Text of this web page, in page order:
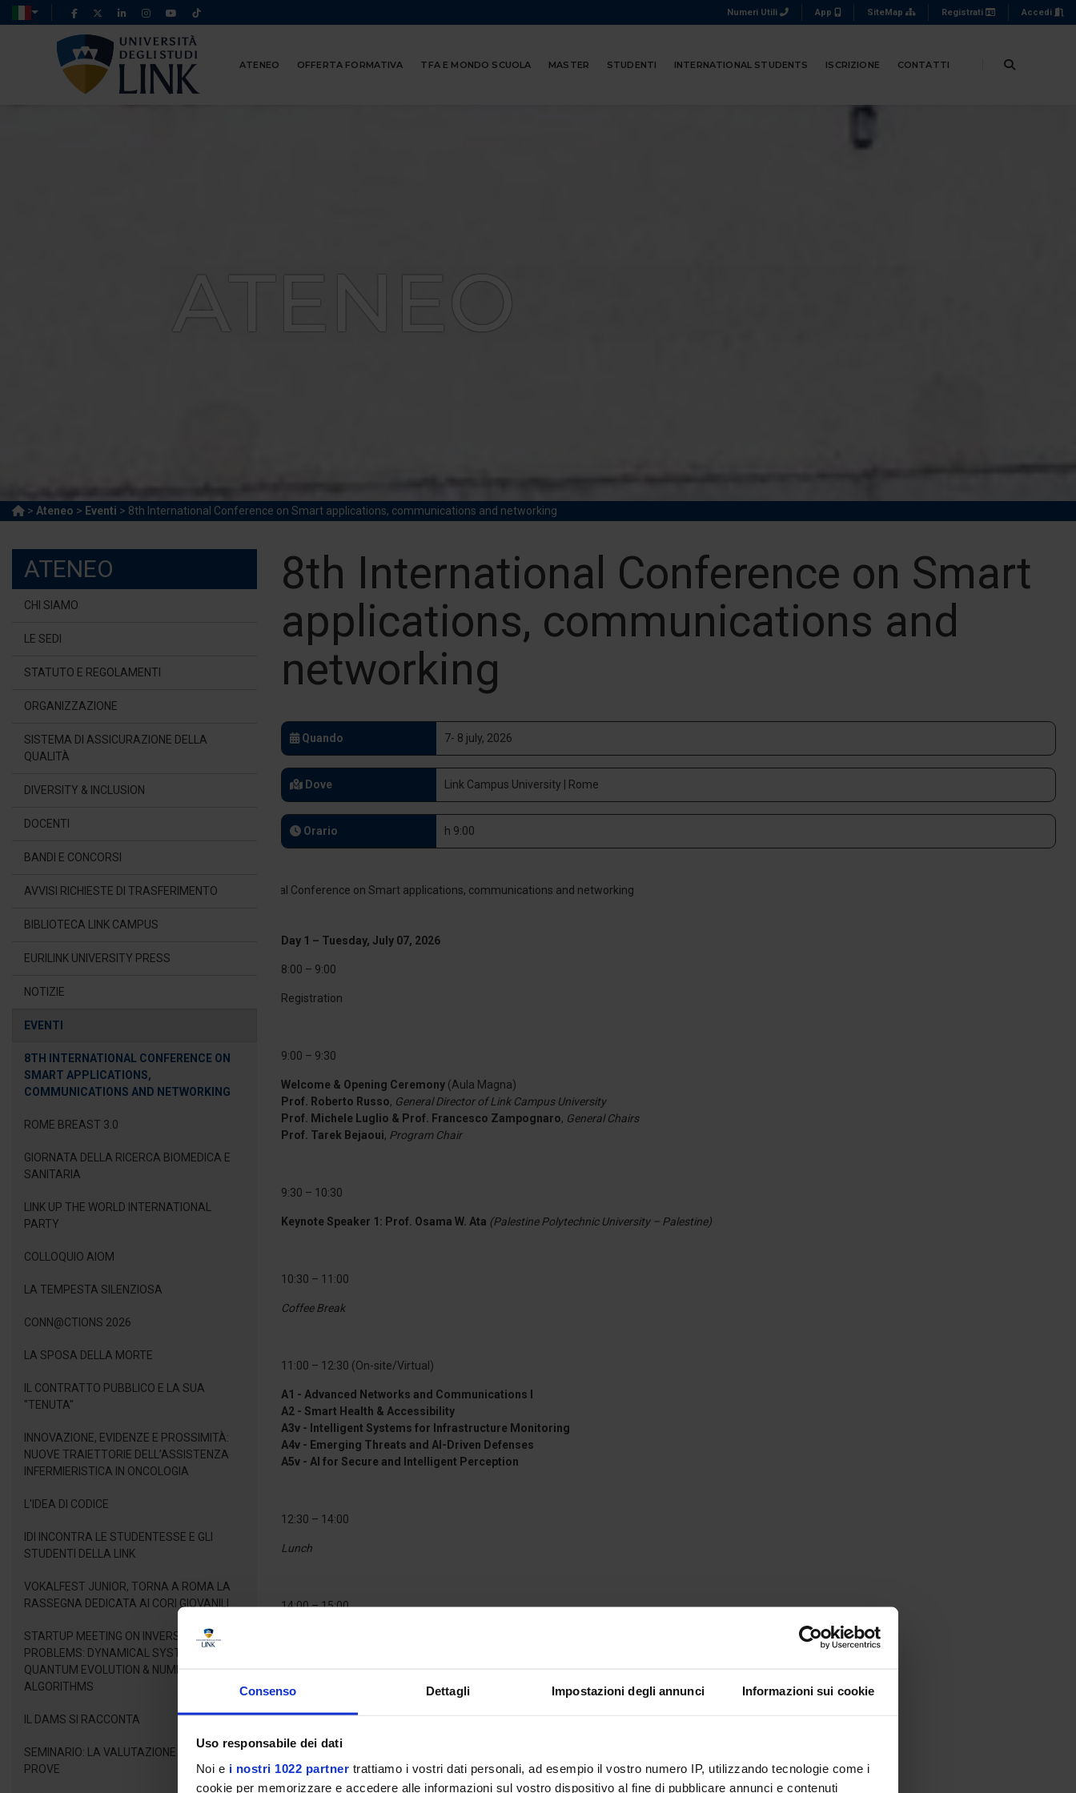
Consenso Dettagli Impostazioni degli annunci Informazioni sui cookie
Uso responsabile dei dati
Noi e i nostri 1022 partner trattiamo i vostri dati personali, ad esempio il vostro numero IP, utilizzando tecnologie come i
cookie per memorizzare e accedere alle informazioni sul vostro dispositivo al fine di pubblicare annunci e contenuti
Numeri Utili App SiteMap Registrati Accedi
ATENEO OFFERTA FORMATIVA TFA E MONDO SCUOLA MASTER STUDENTI INTERNATIONAL STUDENTS ISCRIZIONE CONTATTI
ATENEO
> Ateneo > Eventi > 8th International Conference on Smart applications, communications and networking
ATENEO
CHI SIAMO
LE SEDI
STATUTO E REGOLAMENTI
ORGANIZZAZIONE
SISTEMA DI ASSICURAZIONE DELLA
QUALITÀ
DIVERSITY & INCLUSION
DOCENTI
BANDI E CONCORSI
AVVISI RICHIESTE DI TRASFERIMENTO
BIBLIOTECA LINK CAMPUS
EURILINK UNIVERSITY PRESS
NOTIZIE
EVENTI
8TH INTERNATIONAL CONFERENCE ON
SMART APPLICATIONS,
COMMUNICATIONS AND NETWORKING
ROME BREAST 3.0
GIORNATA DELLA RICERCA BIOMEDICA E
SANITARIA
LINK UP THE WORLD INTERNATIONAL
PARTY
COLLOQUIO AIOM
LA TEMPESTA SILENZIOSA
CONN@CTIONS 2026
LA SPOSA DELLA MORTE
IL CONTRATTO PUBBLICO E LA SUA
"TENUTA"
INNOVAZIONE, EVIDENZE E PROSSIMITÀ:
NUOVE TRAIETTORIE DELL’ASSISTENZA
INFERMIERISTICA IN ONCOLOGIA
L'IDEA DI CODICE
IDI INCONTRA LE STUDENTESSE E GLI
STUDENTI DELLA LINK
VOKALFEST JUNIOR, TORNA A ROMA LA
RASSEGNA DEDICATA AI CORI GIOVANILI
STARTUP MEETING ON INVERSE LINEAR
PROBLEMS: DYNAMICAL SYSTEMS,
QUANTUM EVOLUTION & NUMERICAL
ALGORITHMS
IL DAMS SI RACCONTA
SEMINARIO: LA VALUTAZIONE DELLE
PROVE
8th International Conference on Smart
applications, communications and
networking
Quando 7- 8 july, 2026
Dove Link Campus University | Rome
Orario h 9:00
Day 1 – Tuesday, July 07, 2026
8:00 – 9:00
Registration
9:00 – 9:30
Welcome & Opening Ceremony (Aula Magna)
Prof. Roberto Russo, General Director of Link Campus University
Prof. Michele Luglio & Prof. Francesco Zampognaro, General Chairs
Prof. Tarek Bejaoui, Program Chair
9:30 – 10:30
Keynote Speaker 1: Prof. Osama W. Ata (Palestine Polytechnic University – Palestine)
10:30 – 11:00
Coffee Break
11:00 – 12:30 (On-site/Virtual)
A1 - Advanced Networks and Communications I
A2 - Smart Health & Accessibility
A3v - Intelligent Systems for Infrastructure Monitoring
A4v - Emerging Threats and AI-Driven Defenses
A5v - AI for Secure and Intelligent Perception
12:30 – 14:00
Lunch
14:00 – 15:00
15:30 – 17:00 (On-site/Virtual)